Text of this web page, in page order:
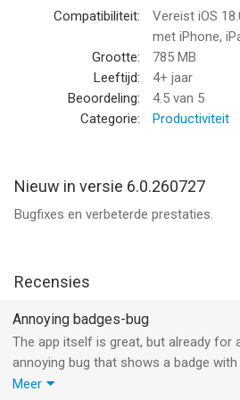
• Je e-mails indelen door berichten
een ster, te verwijderen of als spam
• Swipen om te archiveren/
Gmail is een onderdeel van Google
een uitnodiging sturen in Agenda of
takenlijst: dit alles en meer zonder
met je werk en eenvoudige taken uit te
• Beveiligd blijven. Onze
meer dan 99,9% van alle spam,
gebruikers niet bereikt
Compatibiliteit:
Vereist iOS
met iPhone,
Grootte:
785 MB
Leeftijd:
4+ jaar
Beoordeling:
4.5 van 5
Categorie:
Productiviteit
Nieuw in versie 6.0.260727
Bugfixes en verbeterde prestaties.
Recensies
Annoying badges-bug
The app itself is great, but already for
annoying bug that shows a badge
mails, even though all mails have been
Meer